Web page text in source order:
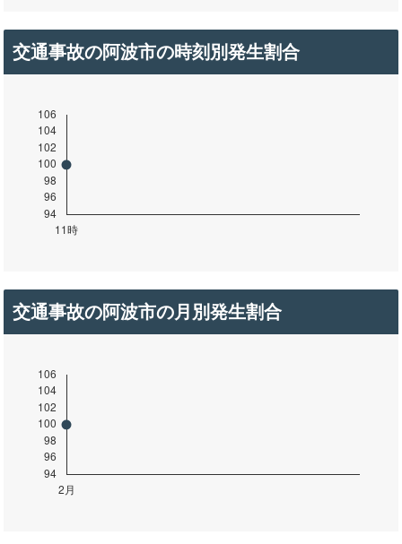
交通事故の阿波市の時刻別発生割合
交通事故の阿波市の月別発生割合